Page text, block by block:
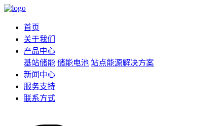
首页
关于我们
产品中心
基站储能 储能电池 站点能源解决方案
新闻中心
服务支持
联系方式